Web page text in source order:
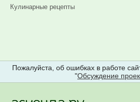
Кулинарные рецепты
Пожалуйста, об ошибках в работе
"Обсуждение